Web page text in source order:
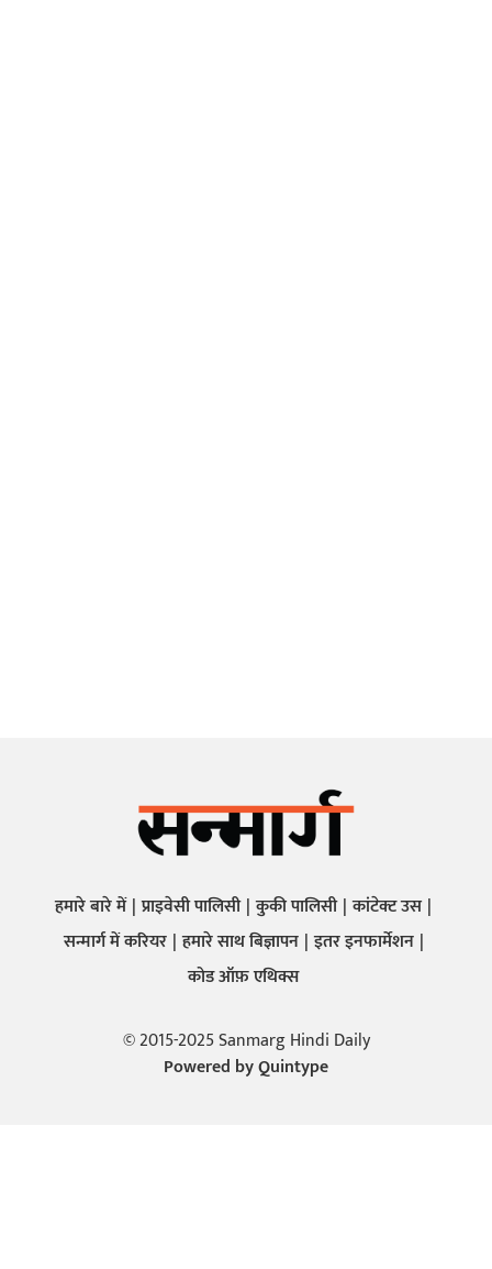
हमारे बारे में प्राइवेसी पालिसी कुकी पालिसी कांटेक्ट उस
सन्मार्ग में करियर हमारे साथ बिज्ञापन इतर इनफार्मेशन
कोड ऑफ़ एथिक्स
© 2015-2025 Sanmarg Hindi Daily
Powered byQuintype